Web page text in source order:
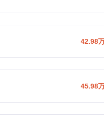
42.98
45.98